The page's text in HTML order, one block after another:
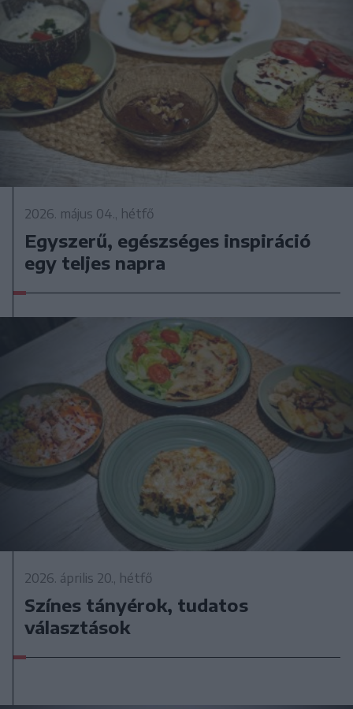
2026. május 04., hétfő
Egyszerű, egészséges inspiráció
egy teljes napra
2026. április 20., hétfő
Színes tányérok, tudatos
választások